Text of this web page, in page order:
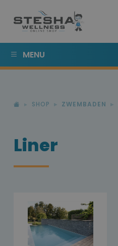
MENU
SHOP ZWEMBADEN
Liner